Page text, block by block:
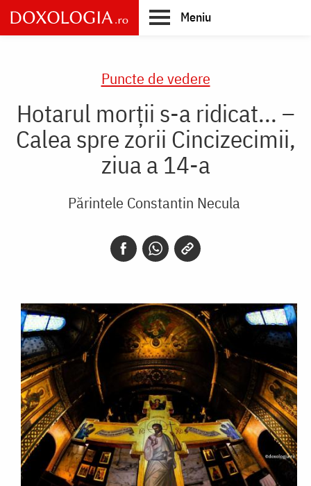
Skip
to
main
Meniu
Puncte de vedere
Hotarul morții s-a ridicat... –
Calea spre zorii Cincizecimii,
ziua a 14-a
Părintele Constantin Necula